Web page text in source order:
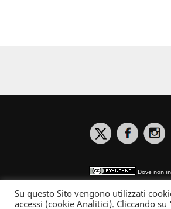
Dove non
Informativa sulla privacy
Su questo Sito vengono utilizzati
accessi (cookie Analitici). Cliccando